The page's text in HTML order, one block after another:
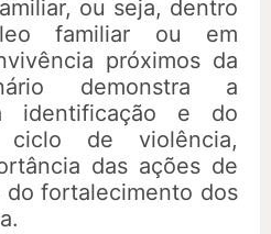
ou seja, dentro
familiar ou em
próximos da
demonstra a
identificação e do
ciclo de violência,
das ações de
fortalecimento dos